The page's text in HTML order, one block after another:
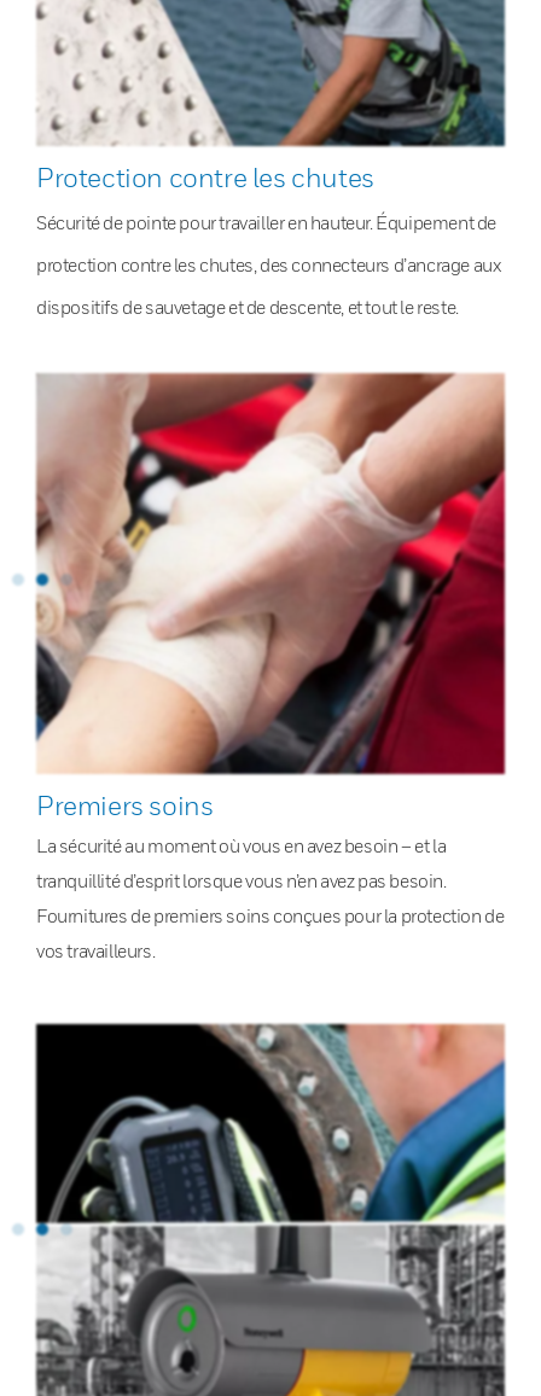
Protection contre les chutes
Sécurité de pointe pour travailler en hauteur. Équipement de
protection contre les chutes, des connecteurs d’ancrage aux
dispositifs de sauvetage et de descente, et tout le reste.
Premiers soins
La sécurité au moment où vous en avez besoin – et la
tranquillité d’esprit lorsque vous n’en avez pas besoin.
Fournitures de premiers soins conçues pour la protection de
vos travailleurs.